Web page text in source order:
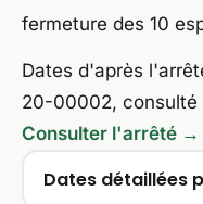
fermeture des 10
Dates d'après
20-00002, consulté
Consulter l'arrêté →
Dates détaillées